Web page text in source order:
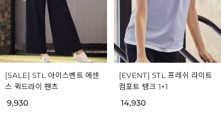
[SALE] STL 아이스벤트 에센
스 퀵드라이 팬츠
9,930
[EVENT] STL 프레쉬 라이트
컴포트 탱크 1+1
14,930